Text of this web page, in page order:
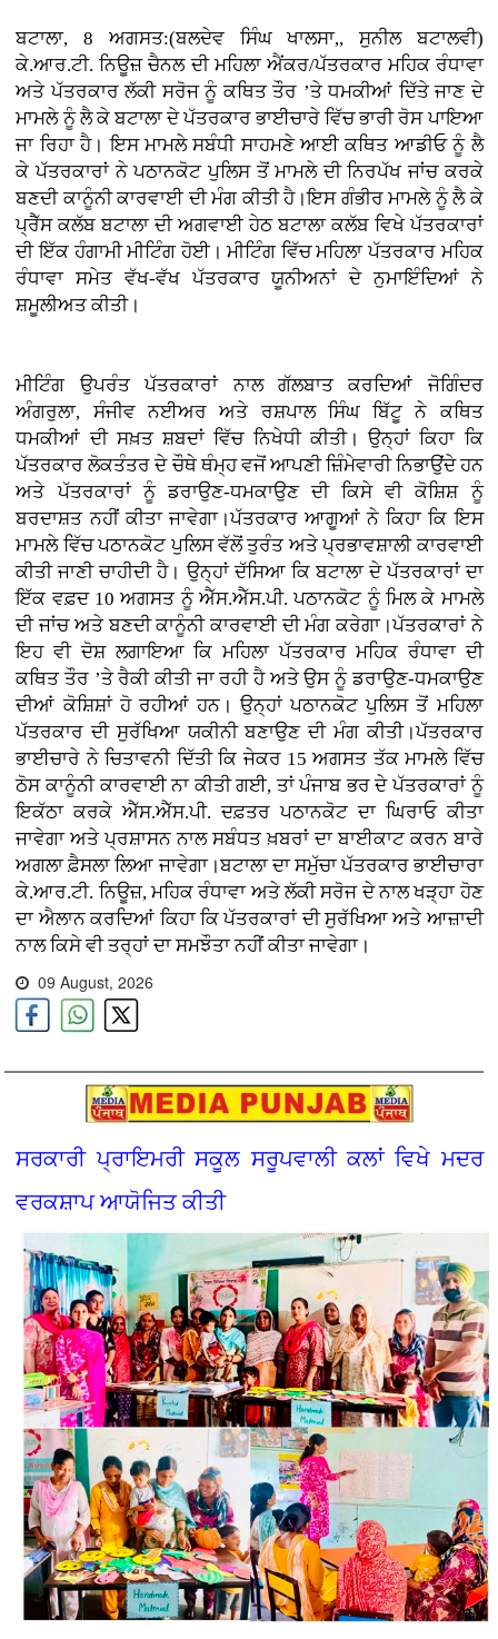
ਬਟਾਲਾ, 8 ਅਗਸਤ:(ਬਲਦੇਵ ਸਿੰਘ ਖਾਲਸਾ,, ਸੁਨੀਲ ਬਟਾਲਵੀ)
ਕੇ.ਆਰ.ਟੀ. ਨਿਊਜ਼ ਚੈਨਲ ਦੀ ਮਹਿਲਾ ਐਂਕਰ/ਪੱਤਰਕਾਰ ਮਹਿਕ ਰੰਧਾਵਾ
ਅਤੇ ਪੱਤਰਕਾਰ ਲੱਕੀ ਸਰੋਜ ਨੂੰ ਕਥਿਤ ਤੌਰ ’ਤੇ ਧਮਕੀਆਂ ਦਿੱਤੇ ਜਾਣ ਦੇ
ਮਾਮਲੇ ਨੂੰ ਲੈ ਕੇ ਬਟਾਲਾ ਦੇ ਪੱਤਰਕਾਰ ਭਾਈਚਾਰੇ ਵਿੱਚ ਭਾਰੀ ਰੋਸ ਪਾਇਆ
ਜਾ ਰਿਹਾ ਹੈ। ਇਸ ਮਾਮਲੇ ਸਬੰਧੀ ਸਾਹਮਣੇ ਆਈ ਕਥਿਤ ਆਡੀਓ ਨੂੰ ਲੈ
ਕੇ ਪੱਤਰਕਾਰਾਂ ਨੇ ਪਠਾਨਕੋਟ ਪੁਲਿਸ ਤੋਂ ਮਾਮਲੇ ਦੀ ਨਿਰਪੱਖ ਜਾਂਚ ਕਰਕੇ
ਬਣਦੀ ਕਾਨੂੰਨੀ ਕਾਰਵਾਈ ਦੀ ਮੰਗ ਕੀਤੀ ਹੈ।ਇਸ ਗੰਭੀਰ ਮਾਮਲੇ ਨੂੰ ਲੈ ਕੇ
ਪ੍ਰੈੱਸ ਕਲੱਬ ਬਟਾਲਾ ਦੀ ਅਗਵਾਈ ਹੇਠ ਬਟਾਲਾ ਕਲੱਬ ਵਿਖੇ ਪੱਤਰਕਾਰਾਂ
ਦੀ ਇੱਕ ਹੰਗਾਮੀ ਮੀਟਿੰਗ ਹੋਈ। ਮੀਟਿੰਗ ਵਿੱਚ ਮਹਿਲਾ ਪੱਤਰਕਾਰ ਮਹਿਕ
ਰੰਧਾਵਾ ਸਮੇਤ ਵੱਖ-ਵੱਖ ਪੱਤਰਕਾਰ ਯੂਨੀਅਨਾਂ ਦੇ ਨੁਮਾਇੰਦਿਆਂ ਨੇ
ਸ਼ਮੂਲੀਅਤ ਕੀਤੀ।
ਮੀਟਿੰਗ ਉਪਰੰਤ ਪੱਤਰਕਾਰਾਂ ਨਾਲ ਗੱਲਬਾਤ ਕਰਦਿਆਂ ਜੋਗਿੰਦਰ
ਅੰਗਰੁਲਾ, ਸੰਜੀਵ ਨਈਅਰ ਅਤੇ ਰਸ਼ਪਾਲ ਸਿੰਘ ਬਿੱਟੂ ਨੇ ਕਥਿਤ
ਧਮਕੀਆਂ ਦੀ ਸਖ਼ਤ ਸ਼ਬਦਾਂ ਵਿੱਚ ਨਿਖੇਧੀ ਕੀਤੀ। ਉਨ੍ਹਾਂ ਕਿਹਾ ਕਿ
ਪੱਤਰਕਾਰ ਲੋਕਤੰਤਰ ਦੇ ਚੌਥੇ ਥੰਮ੍ਹ ਵਜੋਂ ਆਪਣੀ ਜ਼ਿੰਮੇਵਾਰੀ ਨਿਭਾਉਂਦੇ ਹਨ
ਅਤੇ ਪੱਤਰਕਾਰਾਂ ਨੂੰ ਡਰਾਉਣ-ਧਮਕਾਉਣ ਦੀ ਕਿਸੇ ਵੀ ਕੋਸ਼ਿਸ਼ ਨੂੰ
ਬਰਦਾਸ਼ਤ ਨਹੀਂ ਕੀਤਾ ਜਾਵੇਗਾ।ਪੱਤਰਕਾਰ ਆਗੂਆਂ ਨੇ ਕਿਹਾ ਕਿ ਇਸ
ਮਾਮਲੇ ਵਿੱਚ ਪਠਾਨਕੋਟ ਪੁਲਿਸ ਵੱਲੋਂ ਤੁਰੰਤ ਅਤੇ ਪ੍ਰਭਾਵਸ਼ਾਲੀ ਕਾਰਵਾਈ
ਕੀਤੀ ਜਾਣੀ ਚਾਹੀਦੀ ਹੈ। ਉਨ੍ਹਾਂ ਦੱਸਿਆ ਕਿ ਬਟਾਲਾ ਦੇ ਪੱਤਰਕਾਰਾਂ ਦਾ
ਇੱਕ ਵਫ਼ਦ 10 ਅਗਸਤ ਨੂੰ ਐੱਸ.ਐੱਸ.ਪੀ. ਪਠਾਨਕੋਟ ਨੂੰ ਮਿਲ ਕੇ ਮਾਮਲੇ
ਦੀ ਜਾਂਚ ਅਤੇ ਬਣਦੀ ਕਾਨੂੰਨੀ ਕਾਰਵਾਈ ਦੀ ਮੰਗ ਕਰੇਗਾ।ਪੱਤਰਕਾਰਾਂ ਨੇ
ਇਹ ਵੀ ਦੋਸ਼ ਲਗਾਇਆ ਕਿ ਮਹਿਲਾ ਪੱਤਰਕਾਰ ਮਹਿਕ ਰੰਧਾਵਾ ਦੀ
ਕਥਿਤ ਤੌਰ ’ਤੇ ਰੈਕੀ ਕੀਤੀ ਜਾ ਰਹੀ ਹੈ ਅਤੇ ਉਸ ਨੂੰ ਡਰਾਉਣ-ਧਮਕਾਉਣ
ਦੀਆਂ ਕੋਸ਼ਿਸ਼ਾਂ ਹੋ ਰਹੀਆਂ ਹਨ। ਉਨ੍ਹਾਂ ਪਠਾਨਕੋਟ ਪੁਲਿਸ ਤੋਂ ਮਹਿਲਾ
ਪੱਤਰਕਾਰ ਦੀ ਸੁਰੱਖਿਆ ਯਕੀਨੀ ਬਣਾਉਣ ਦੀ ਮੰਗ ਕੀਤੀ।ਪੱਤਰਕਾਰ
ਭਾਈਚਾਰੇ ਨੇ ਚਿਤਾਵਨੀ ਦਿੱਤੀ ਕਿ ਜੇਕਰ 15 ਅਗਸਤ ਤੱਕ ਮਾਮਲੇ ਵਿੱਚ
ਠੋਸ ਕਾਨੂੰਨੀ ਕਾਰਵਾਈ ਨਾ ਕੀਤੀ ਗਈ, ਤਾਂ ਪੰਜਾਬ ਭਰ ਦੇ ਪੱਤਰਕਾਰਾਂ ਨੂੰ
ਇਕੱਠਾ ਕਰਕੇ ਐੱਸ.ਐੱਸ.ਪੀ. ਦਫ਼ਤਰ ਪਠਾਨਕੋਟ ਦਾ ਘਿਰਾਓ ਕੀਤਾ
ਜਾਵੇਗਾ ਅਤੇ ਪ੍ਰਸ਼ਾਸਨ ਨਾਲ ਸਬੰਧਤ ਖ਼ਬਰਾਂ ਦਾ ਬਾਈਕਾਟ ਕਰਨ ਬਾਰੇ
ਅਗਲਾ ਫ਼ੈਸਲਾ ਲਿਆ ਜਾਵੇਗਾ।ਬਟਾਲਾ ਦਾ ਸਮੁੱਚਾ ਪੱਤਰਕਾਰ ਭਾਈਚਾਰਾ
ਕੇ.ਆਰ.ਟੀ. ਨਿਊਜ਼, ਮਹਿਕ ਰੰਧਾਵਾ ਅਤੇ ਲੱਕੀ ਸਰੋਜ ਦੇ ਨਾਲ ਖੜ੍ਹਾ ਹੋਣ
ਦਾ ਐਲਾਨ ਕਰਦਿਆਂ ਕਿਹਾ ਕਿ ਪੱਤਰਕਾਰਾਂ ਦੀ ਸੁਰੱਖਿਆ ਅਤੇ ਆਜ਼ਾਦੀ
ਨਾਲ ਕਿਸੇ ਵੀ ਤਰ੍ਹਾਂ ਦਾ ਸਮਝੌਤਾ ਨਹੀਂ ਕੀਤਾ ਜਾਵੇਗਾ।
09 August, 2026
ਸਰਕਾਰੀ ਪ੍ਰਾਇਮਰੀ ਸਕੂਲ ਸਰੂਪਵਾਲੀ ਕਲਾਂ ਵਿਖੇ ਮਦਰ
ਵਰਕਸ਼ਾਪ ਆਯੋਜਿਤ ਕੀਤੀ